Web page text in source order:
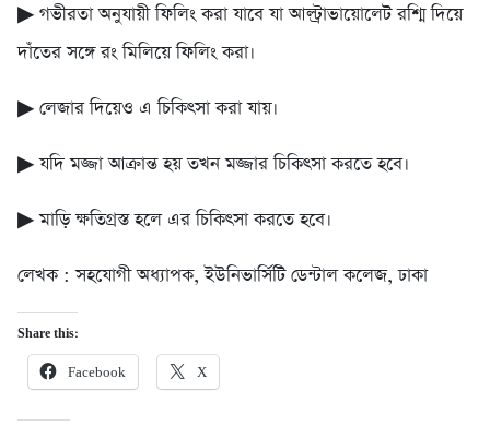
▶ গভীরতা অনুযায়ী ফিলিং করা যাবে যা আল্ট্রাভায়োলেট রশ্মি দিয়ে
দাঁতের সঙ্গে রং মিলিয়ে ফিলিং করা।
▶ লেজার দিয়েও এ চিকিৎসা করা যায়।
▶ যদি মজ্জা আক্রান্ত হয় তখন মজ্জার চিকিৎসা করতে হবে।
▶ মাড়ি ক্ষতিগ্রস্ত হলে এর চিকিৎসা করতে হবে।
লেখক : সহযোগী অধ্যাপক, ইউনিভার্সিটি ডেন্টাল কলেজ, ঢাকা
Share this:
Facebook X